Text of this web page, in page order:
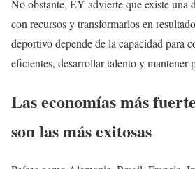
No obstante, EY advierte que existe una
con recursos y transformarlos en
deportivo depende de la capacidad para
eficientes, desarrollar talento y mantener
Las economías más
son las más exitosas